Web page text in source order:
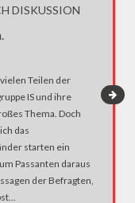
DISKUSSION
Teilen der
IS und ihre
Thema. Doch
das
starten ein
Passanten daraus
der Befragten,
GEHEN?